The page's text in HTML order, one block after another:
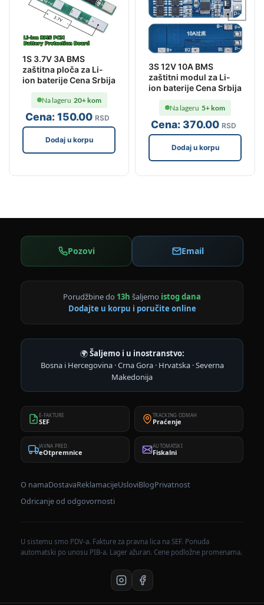
1S 3.7V 3A BMS
zaštitna ploča za Li-
ion baterije Cena Srbija
Cena:150.00 RSD
Na lageru 20+ kom
Dodaj u korpu
3S 12V 10A BMS
zaštitni modul za Li-
ion baterije Cena Srbija
Cena:370.00 RSD
Na lageru 5+ kom
Dodaj u korpu
Pozovi Email
Porudžbine do 13h šaljemo istog dana
Dodajte u korpu i poručite online
🌍Šaljemo i u inostranstvo:
Bosna i Hercegovina · Crna Gora · Hrvatska · Severna
Makedonija
E-FAKTURE
SEF
TRACKING ODMAH
Praćenje
JAVNA PRED.
eOtpremnice
AUTOMATSKI
Fiskalni
O namaDostavaReklamacijeUsloviBlogPrivatnost
Odricanje od odgovornosti
U sistemu smo PDV-a. Fakture za pravna lica na SEF. Ponuda
automatski po unosu PIB-a. Lager ažuran. Cene podložne promenama.